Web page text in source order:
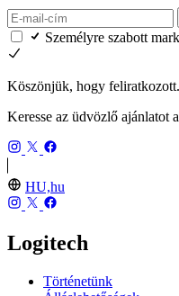
Személyre szabott
Köszönjük, hogy feliratkozott.
Keresse az üdvözlő ajánlatot
HU,hu
Logitech
Történetünk